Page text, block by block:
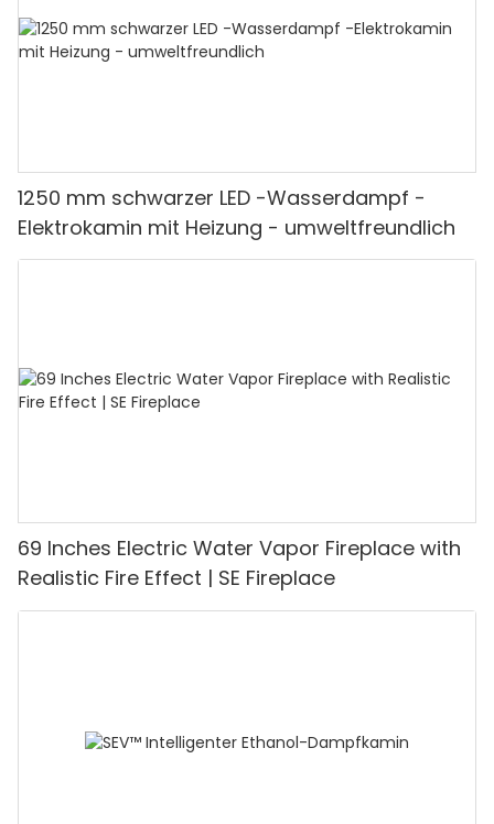
1250 mm schwarzer LED -Wasserdampf -
Elektrokamin mit Heizung - umweltfreundlich
69 Inches Electric Water Vapor Fireplace with
Realistic Fire Effect | SE Fireplace